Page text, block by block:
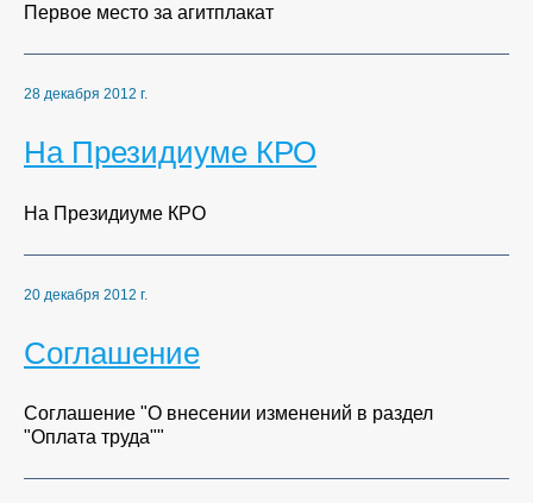
Первое место за агитплакат
28 декабря 2012 г.
На Президиуме КРО
На Президиуме КРО
20 декабря 2012 г.
Соглашение
Соглашение "О внесении изменений в раздел
"Оплата труда""